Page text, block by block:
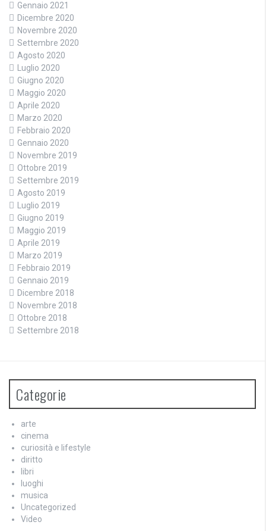
Gennaio 2021
Dicembre 2020
Novembre 2020
Settembre 2020
Agosto 2020
Luglio 2020
Giugno 2020
Maggio 2020
Aprile 2020
Marzo 2020
Febbraio 2020
Gennaio 2020
Novembre 2019
Ottobre 2019
Settembre 2019
Agosto 2019
Luglio 2019
Giugno 2019
Maggio 2019
Aprile 2019
Marzo 2019
Febbraio 2019
Gennaio 2019
Dicembre 2018
Novembre 2018
Ottobre 2018
Settembre 2018
Categorie
arte
cinema
curiosità e lifestyle
diritto
libri
luoghi
musica
Uncategorized
Video